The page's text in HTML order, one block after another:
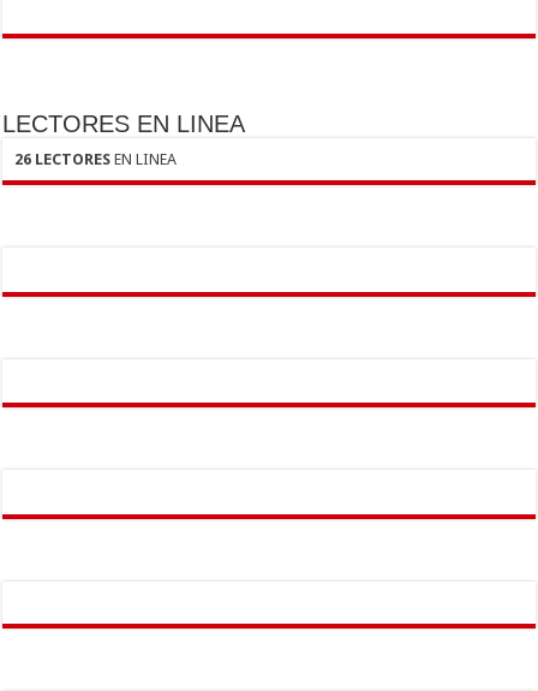
LECTORES EN LINEA
26 LECTORES EN LINEA